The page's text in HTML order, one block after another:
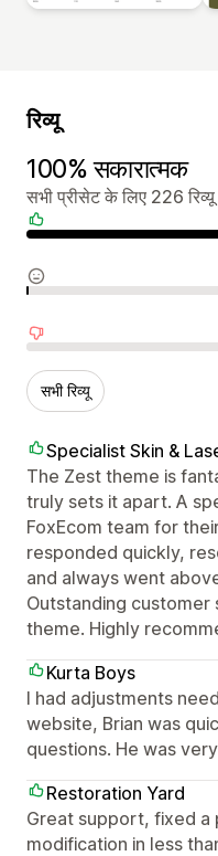
रिव्यू
100% सकारात्मक
सभी प्रीसेट के लिए 226 रिव्यू
सकारात्मक रिव्यू
न्यूट्रल रिव्यू
नकारात्मक रिव्यू
सभी रिव्यू
Specialist Skin &
The Zest theme is
truly sets it apart. A
FoxEcom team for
responded quickly,
and always went
Outstanding
theme. Highly
Kurta Boys
I had adjustments
website, Brian was
questions. He was
Restoration Yard
Great support, fixed a
modification in less